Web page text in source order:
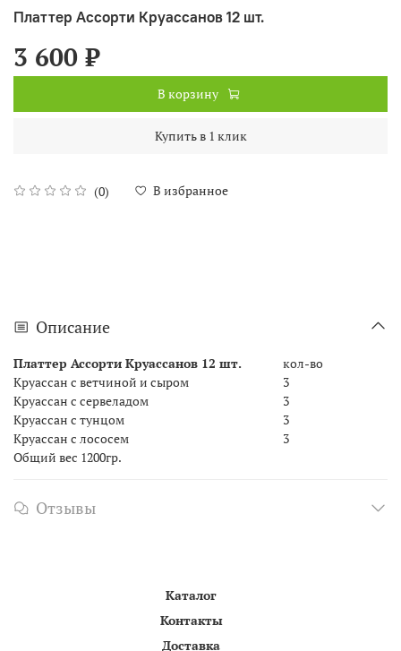
Платтер Ассорти Круассанов 12 шт.
(0) В избранное
3 600 ₽
В корзину
Купить в 1 клик
Описание
Платтер Ассорти Круассанов 12 шт.
кол-во
Круассан с ветчиной и сыром
3
Круассан с сервеладом
3
Круассан с тунцом
3
Круассан с лососем
3
Общий вес 1200гр.
Отзывы
Каталог
Контакты
Доставка